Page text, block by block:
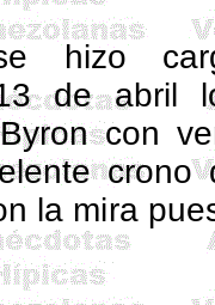
hizo
de abril
Byroncon
la mira